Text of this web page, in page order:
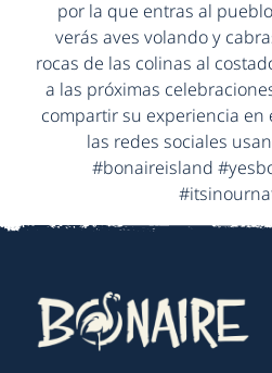
por la que entras al
verás aves volando y
rocas de las colinas al
a las próximas
compartir su experiencia en
las redes sociales
#bonaireisland